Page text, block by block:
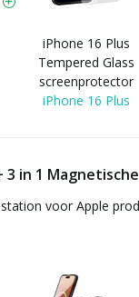
iPhone 16 Plus
Tempered Glass
screenprotector
iPhone 16 Plus
3 in 1
voor Apple